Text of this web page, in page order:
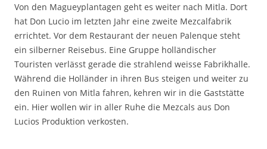
Von den Magueyplantagen geht es weiter nach Mitla. Dort
hat Don Lucio im letzten Jahr eine zweite Mezcalfabrik
errichtet. Vor dem Restaurant der neuen Palenque steht
ein silberner Reisebus. Eine Gruppe holländischer
Touristen verlässt gerade die strahlend weisse Fabrikhalle.
Während die Holländer in ihren Bus steigen und weiter zu
den Ruinen von Mitla fahren, kehren wir in die Gaststätte
ein. Hier wollen wir in aller Ruhe die Mezcals aus Don
Lucios Produktion verkosten.